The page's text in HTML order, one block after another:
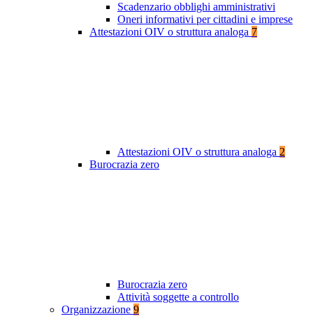
Scadenzario obblighi amministrativi
Oneri informativi per cittadini e imprese
Attestazioni OIV o struttura analoga 7
Attestazioni OIV o struttura analoga 2
Burocrazia zero
Burocrazia zero
Attività soggette a controllo
Organizzazione 9